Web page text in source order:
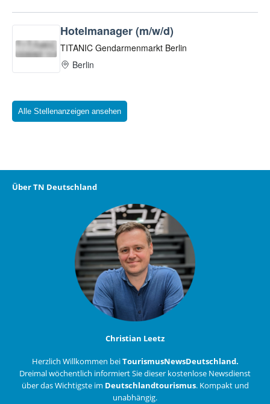
Alle Stellenanzeigen ansehen
Über TN Deutschland
Christian Leetz
Herzlich Willkommen beiTourismusNewsDeutschland.
Dreimal wöchentlich informiert Sie dieser kostenlose Newsdienst
über das Wichtigste im Deutschlandtourismus. Kompakt und
unabhängig.